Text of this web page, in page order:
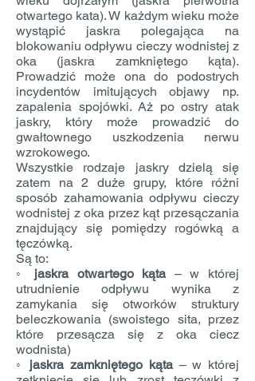
otwartego kata). W każdym wieku może
wystąpić jaskra polegająca na
blokowaniu odpływu cieczy wodnistej z
oka (jaskra zamkniętego kąta).
Prowadzić może ona do podostrych
incydentów imitujących objawy np.
zapalenia spojówki. Aż po ostry atak
jaskry, który może prowadzić do
gwałtownego uszkodzenia nerwu
wzrokowego.
Wszystkie rodzaje jaskry dzielą się
zatem na 2 duże grupy, które różni
sposób zahamowania odpływu cieczy
wodnistej z oka przez kąt przesączania
znajdujący się pomiędzy rogówką a
tęczówką.
Są to:
◦ jaskra otwartego kąta– w której
utrudnienie odpływu wynika z
zamykania się otworków struktury
beleczkowania (swoistego sita, przez
które przesącza się z oka ciecz
wodnista)
◦ jaskra zamkniętego kąta– w której